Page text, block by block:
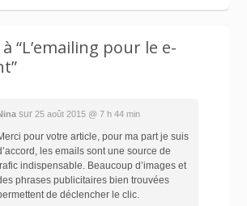
à“L’emailing pour le e-
sur25 août 2015 @ 7 h 44 min
pour votre article, pour ma part je suis
les emails sont une source de
indispensable. Beaucoup d’images et
phrases publicitaires bien trouvées
de déclencher le clic.